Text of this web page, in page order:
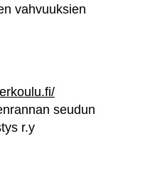
vahvuuksien
seudun
r.y